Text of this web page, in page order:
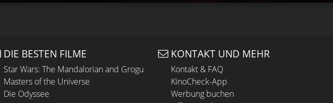
DIE BESTEN FILME
Star Wars: The Mandalorian and Grogu
Masters of the Universe
Die Odyssee
KONTAKT UND MEHR
Kontakt & FAQ
KinoCheck-App
Werbung buchen